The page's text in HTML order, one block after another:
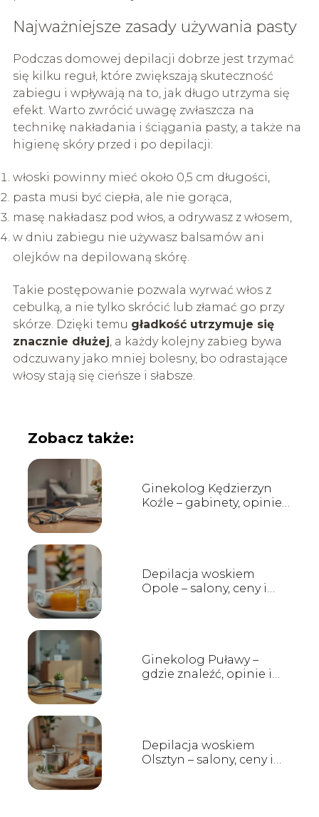
Najważniejsze zasady używania pasty
Podczas domowej depilacji dobrze jest trzymać
się kilku reguł, które zwiększają skuteczność
zabiegu i wpływają na to, jak długo utrzyma się
efekt. Warto zwrócić uwagę zwłaszcza na
technikę nakładania i ściągania pasty, a także na
higienę skóry przed i po depilacji:
włoski powinny mieć około 0,5 cm długości,
pasta musi być ciepła, ale nie gorąca,
masę nakładasz pod włos, a odrywasz z włosem,
w dniu zabiegu nie używasz balsamów ani
olejków na depilowaną skórę.
Takie postępowanie pozwala wyrwać włos z
cebulką, a nie tylko skrócić lub złamać go przy
skórze. Dzięki temu gładkość utrzymuje się
znacznie dłużej, a każdy kolejny zabieg bywa
odczuwany jako mniej bolesny, bo odrastające
włosy stają się cieńsze i słabsze.
Zobacz także:
Ginekolog Kędzierzyn
Koźle – gabinety, opinie,
Depilacja woskiem
Opole – salony, ceny i
Ginekolog Puławy –
gdzie znaleźć, opinie i
Depilacja woskiem
Olsztyn – salony, ceny i